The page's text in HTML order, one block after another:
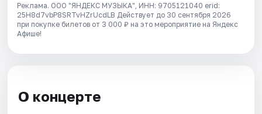
Реклама. ООО "ЯНДЕКС МУЗЫКА", ИНН: 9705121040 erid:
25H8d7vbP8SRTvHZrUcdLB Действует до 30 сентября 2026
при покупке билетов от 3 000 ₽ на это мероприятие на Яндекс
Афише!
О концерте